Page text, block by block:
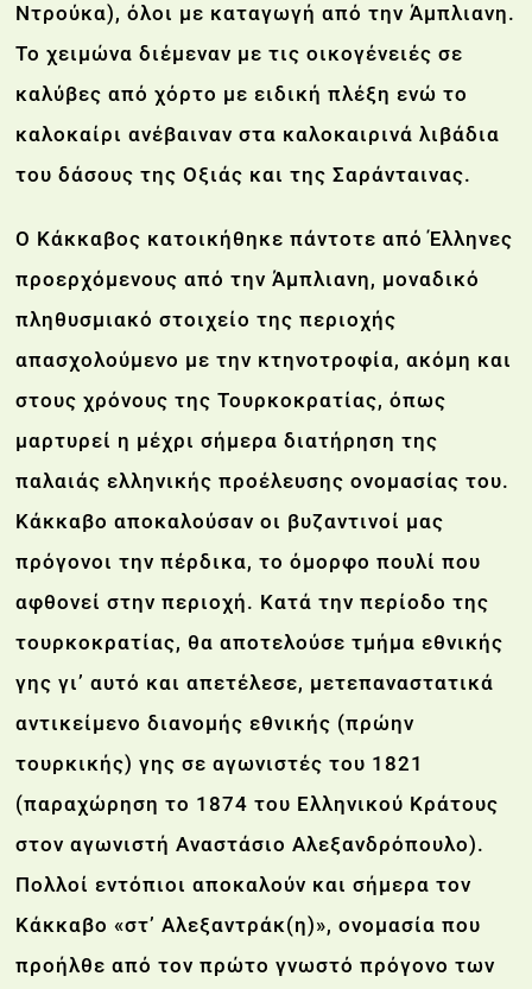
Ντρούκα), όλοι με καταγωγή από την Άμπλιανη.
Το χειμώνα διέμεναν με τις οικογένειές σε
καλύβες από χόρτο με ειδική πλέξη ενώ το
καλοκαίρι ανέβαιναν στα καλοκαιρινά λιβάδια
του δάσους της Οξιάς και της Σαράνταινας.
Ο Κάκκαβος κατοικήθηκε πάντοτε από Έλληνες
προερχόμενους από την Άμπλιανη, μοναδικό
πληθυσμιακό στοιχείο της περιοχής
απασχολούμενο με την κτηνοτροφία, ακόμη και
στους χρόνους της Τουρκοκρατίας, όπως
μαρτυρεί η μέχρι σήμερα διατήρηση της
παλαιάς ελληνικής προέλευσης ονομασίας του.
Κάκκαβο αποκαλούσαν οι βυζαντινοί μας
πρόγονοι την πέρδικα, το όμορφο πουλί που
αφθονεί στην περιοχή. Κατά την περίοδο της
τουρκοκρατίας, θα αποτελούσε τμήμα εθνικής
γης γι’ αυτό και απετέλεσε, μετεπαναστατικά
αντικείμενο διανομής εθνικής (πρώην
τουρκικής) γης σε αγωνιστές του 1821
(παραχώρηση το 1874 του Ελληνικού Κράτους
στον αγωνιστή Αναστάσιο Αλεξανδρόπουλο).
Πολλοί εντόπιοι αποκαλούν και σήμερα τον
Κάκκαβο «στ’ Αλεξαντράκ(η)», ονομασία που
προήλθε από τον πρώτο γνωστό πρόγονο των